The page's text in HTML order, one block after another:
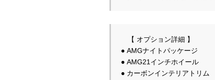
【 オプション詳細 】
● AMG21インチホイール
● カーボンインテリアトリム